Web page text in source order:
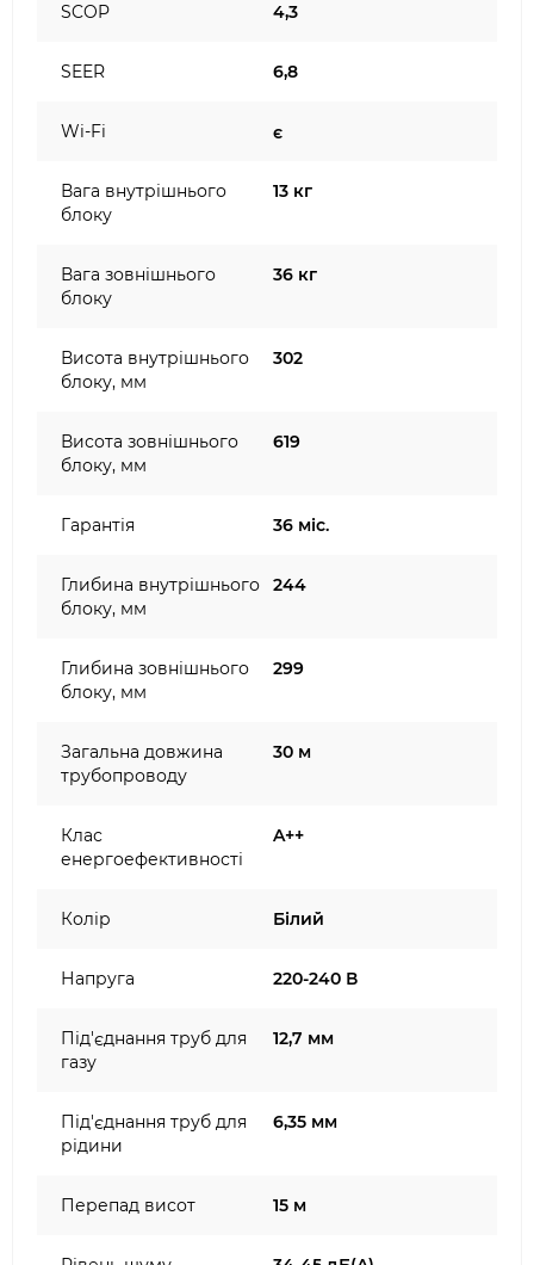
SCOP 4,3
SEER 6,8
Wi-Fi є
Вага внутрішнього
блоку
13 кг
Вага зовнішнього
блоку
36 кг
Висота внутрішнього
блоку, мм
302
Висота зовнішнього
блоку, мм
619
Гарантія 36 міс.
Глибина внутрішнього
блоку, мм
244
Глибина зовнішнього
блоку, мм
299
Загальна довжина
трубопроводу
30 м
Клас
енергоефективності
A++
Колір Білий
Напруга 220-240 В
Під'єднання труб для
газу
12,7 мм
Під'єднання труб для
рідини
6,35 мм
Перепад висот 15 м